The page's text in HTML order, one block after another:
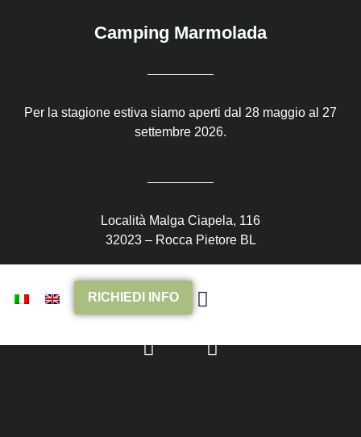
RICHIEDI INFO
Camping Marmolada
Per la stagione estiva siamo aperti dal 28 maggio al 27
settembre 2026.
Località Malga Ciapela, 116
32023 – Rocca Pietore BL
E-Mailinfo@campingmarmolada.it